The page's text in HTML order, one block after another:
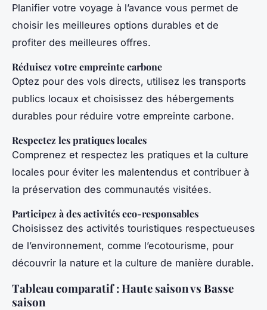
Planifier votre voyage à l’avance vous permet de
choisir les meilleures options durables et de
profiter des meilleures offres.
Réduisez votre empreinte carbone
Optez pour des vols directs, utilisez les transports
publics locaux et choisissez des hébergements
durables pour réduire votre empreinte carbone.
Respectez les pratiques locales
Comprenez et respectez les pratiques et la culture
locales pour éviter les malentendus et contribuer à
la préservation des communautés visitées.
Participez à des activités eco-responsables
Choisissez des activités touristiques respectueuses
de l’environnement, comme l’ecotourisme, pour
découvrir la nature et la culture de manière durable.
Tableau comparatif : Haute saison vs Basse
saison